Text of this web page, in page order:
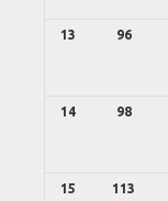
13 96
14 98
15 113